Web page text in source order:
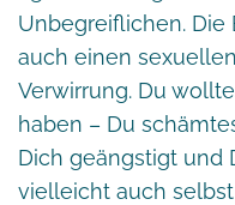
Unbegreiflichen.
auch einen
Verwirrung. Du
haben – Du
Dich geängstigt und
vielleicht auch